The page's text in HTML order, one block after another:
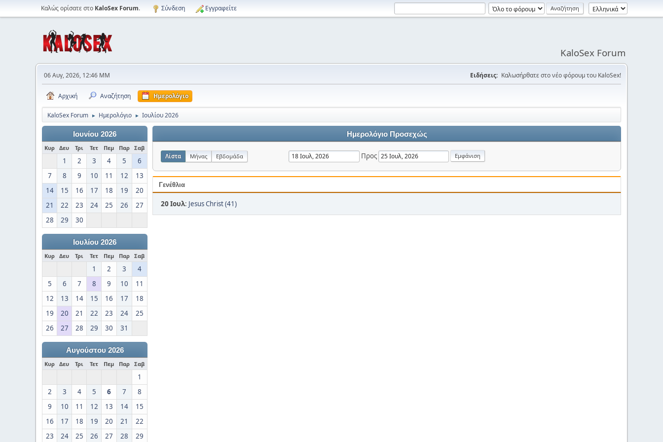
Καλώς ορίσατε στο KaloSex Forum. Σύνδεση Εγγραφείτε
KaloSex Forum
06 Αυγ, 2026, 12:46 ΜΜ Ειδήσεις: Καλωσήρθατε στο νέο φόρουμ του KaloSex!
Αρχική Αναζήτηση Ημερολόγιο
KaloSex Forum ► Ημερολόγιο ► Ιουλίου 2026
Ιουνίου 2026
Κυρ Δευ Τρι Τετ Πεμ Παρ Σαβ
1 2 3 4 5
6
7
8 9 10 11 12
13
14
15 16 17 18 19
20
21
22 23 24 25 26
27
28
29 30
Ιουλίου 2026
Κυρ Δευ Τρι Τετ Πεμ Παρ Σαβ
1 2 3
4
5
6 7 8 9 10
11
12
13 14 15 16 17
18
19
20 21 22 23 24
25
26
27 28 29 30 31
Αυγούστου 2026
Κυρ Δευ Τρι Τετ Πεμ Παρ Σαβ
1
2
3 4 5 6 7
8
9
10 11 12 13 14
15
16
17 18 19 20 21
22
23
24 25 26 27 28 29
Ημερολόγιο Προσεχώς
Λίστα Μήνας Εβδομάδα Προς
Γενέθλια
20 Ιουλ: Jesus Christ (41)